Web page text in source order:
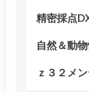
精密採点
自然＆動
ｚ３２メ